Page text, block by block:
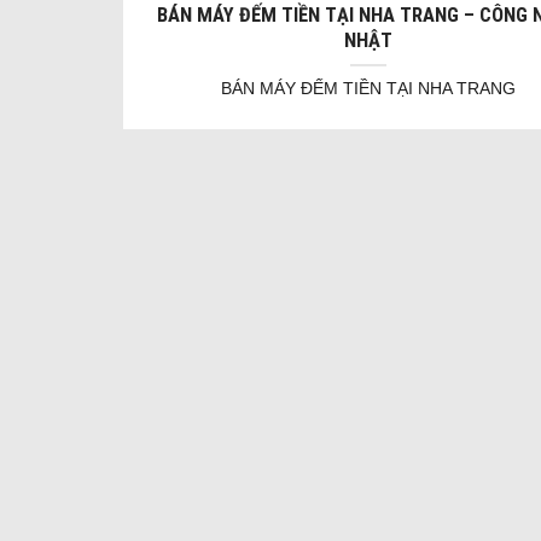
BÁN MÁY ĐẾM TIỀN TẠI NHA TRANG – CÔNG
NHẬT
BÁN MÁY ĐẾM TIỀN TẠI NHA TRANG